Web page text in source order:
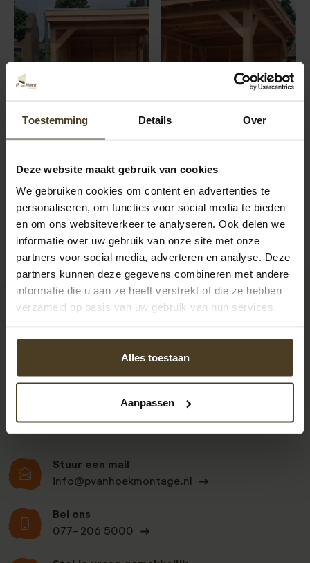
Toestemming Details Over
Deze website maakt gebruik van cookies
We gebruiken cookies om content en advertenties te
personaliseren, om functies voor social media te bieden
en om ons websiteverkeer te analyseren. Ook delen we
informatie over uw gebruik van onze site met onze
partners voor social media, adverteren en analyse. Deze
partners kunnen deze gegevens combineren met andere
informatie die u aan ze heeft verstrekt of die ze hebben
verzameld op basis van uw gebruik van hun services.
Alles toestaan
Aanpassen
Stuur een mail
info@pvanhoekmontage.nl
Bel ons
077- 206 5000
Klanten beoordelen